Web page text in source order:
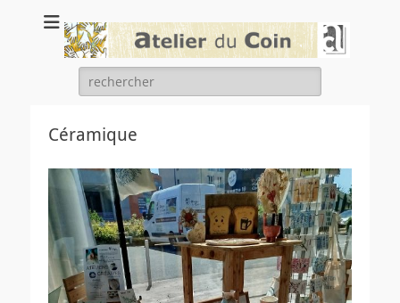
Atelier du coin
un atelier chantier d'insertion de l'association Arc en ciel
Rechercher :
Céramique